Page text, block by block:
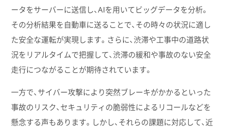
ータをサーバーに送信し、AIを用いてビッグデータを分析。
その分析結果を自動車に送ることで、その時々の状況に適し
た安全な運転が実現します。さらに、渋滞や工事中の道路状
況をリアルタイムで把握して、渋滞の緩和や事故のない安全
走行につながることが期待されています。
一方で、サイバー攻撃により突然ブレーキがかかるといった
事故のリスク、セキュリティの脆弱性によるリコールなどを
懸念する声もあります。しかし、それらの課題に対応して、近